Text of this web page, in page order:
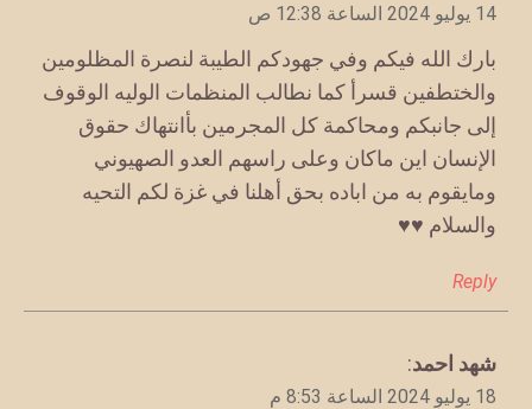
14 يوليو 2024 الساعة 12:38 ص
بارك الله فيكم وفي جهودكم الطيبة لنصرة المظلومين
والختطفين قسرأ كما نطالب المنظمات الوليه الوقوف
إلى جانبكم ومحاكمة كل المجرمين بأانتهاك حقوق
الإنسان اين ماكان وعلى راسهم العدو الصهيوني
ومايقوم به من اباده بحق أهلنا في غزة لكم التحيه
والسلام ♥️♥️
Reply
يقول
شهد احمد:
18 يوليو 2024 الساعة 8:53 م